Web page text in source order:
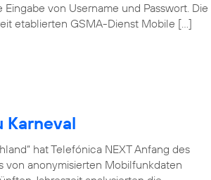
von Username und Passwort. Die
etablierten GSMA-Dienst Mobile […]
Karneval
hat Telefónica NEXT Anfang des
von anonymisierten Mobilfunkdaten